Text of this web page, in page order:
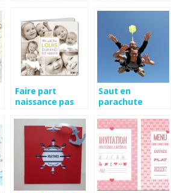
Faire part
naissance pas
soeur
Saut en
parachute